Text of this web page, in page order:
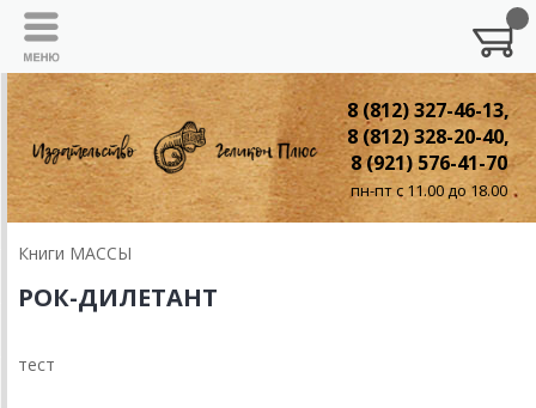
8 (812) 327-46-13,
8 (812) 328-20-40,
8 (921) 576-41-70
пн-пт с 11.00 до 18.00
Книги МАССЫ
РОК-ДИЛЕТАНТ
тест